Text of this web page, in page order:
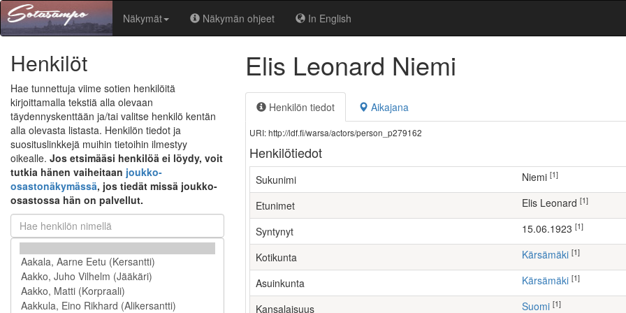
Näkymät Näkymän ohjeet In English
Henkilöt
Hae tunnettuja viime sotien henkilöitä
kirjoittamalla tekstiä alla olevaan
täydennyskenttään ja/tai valitse henkilö kentän
alla olevasta listasta. Henkilön tiedot ja
suosituslinkkejä muihin tietoihin ilmestyy
oikealle. Jos etsimääsi henkilöä ei löydy, voit
tutkia hänen vaiheitaan joukko-
osastonäkymässä, jos tiedät missä joukko-
osastossa hän on palvellut.
Elis Leonard Niemi
Henkilön tiedot Aikajana
URI: http://ldf.fi/warsa/actors/person_p279162
Henkilötiedot
Sukunimi Niemi [1]
Etunimet Elis Leonard [1]
Syntynyt 15.06.1923 [1]
Kotikunta Kärsämäki [1]
Asuinkunta Kärsämäki [1]
Kansalaisuus Suomi [1]